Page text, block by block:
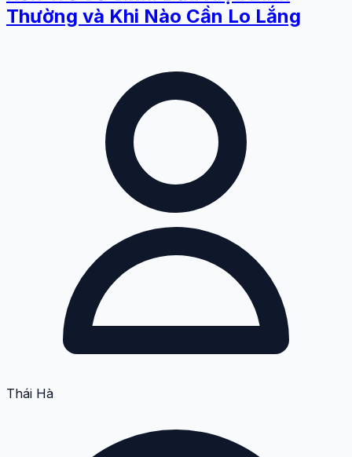
Thường và Khi Nào Cần Lo Lắng
Thái Hà